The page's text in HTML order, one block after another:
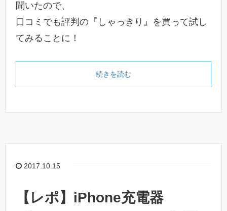
聞いたので、
口コミでも評判の『しゃっきり』を買って試し
てみることに！
続きを読む
2017.10.15
【レポ】iPhone充電器